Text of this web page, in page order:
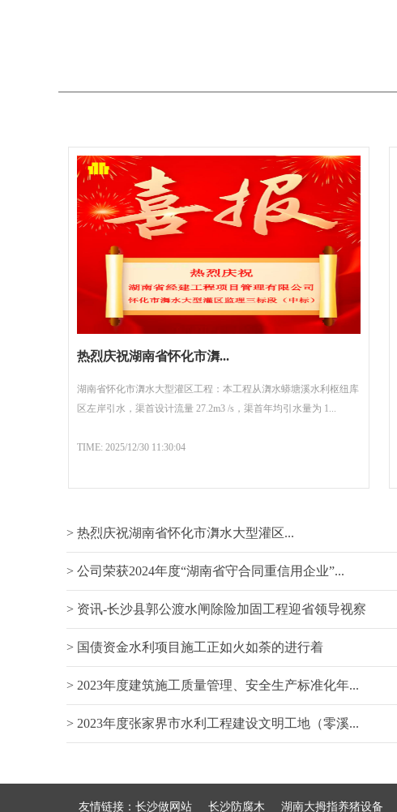
热烈庆祝湖南省怀化市㵲...
湖南省怀化市㵲水大型灌区工程：本工程从㵲水蟒塘溪水利枢纽库
区左岸引水，渠首设计流量 27.2m3 /s，渠首年均引水量为 1...
TIME: 2025/12/30 11:30:04
> 热烈庆祝湖南省怀化市㵲水大型灌区...
> 公司荣获2024年度“湖南省守合同重信用企业”...
> 资讯-长沙县郭公渡水闸除险加固工程迎省领导视察
> 国债资金水利项目施工正如火如荼的进行着
> 2023年度建筑施工质量管理、安全生产标准化年...
> 2023年度张家界市水利工程建设文明工地（零溪...
友情链接： 长沙做网站 长沙防腐木 湖南大拇指养猪设备